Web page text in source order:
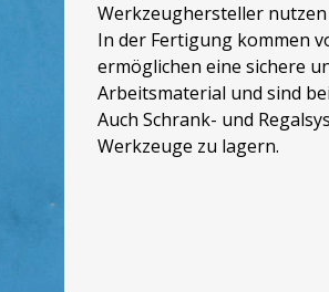
Werkzeughersteller
In der Fertigung kommen
ermöglichen eine sichere
Arbeitsmaterial und sind
Auch Schrank- und
Werkzeuge zu lagern.